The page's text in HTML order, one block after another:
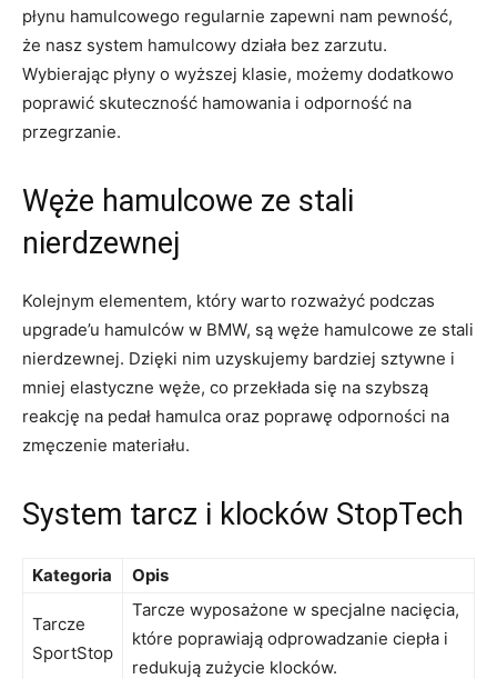
płynu hamulcowego regularnie zapewni nam​ pewność,
że ​nasz system hamulcowy działa bez zarzutu.
Wybierając płyny o wyższej klasie, możemy dodatkowo
poprawić skuteczność hamowania i ⁤odporność na⁤
przegrzanie.
Węże hamulcowe ze stali⁢
nierdzewnej
Kolejnym elementem, który warto rozważyć podczas
upgrade’u hamulców w BMW, są węże hamulcowe ze stali
nierdzewnej. Dzięki nim uzyskujemy bardziej sztywne i
mniej⁢ elastyczne‍ węże, co przekłada się na szybszą
reakcję na pedał hamulca oraz poprawę odporności na
zmęczenie materiału.
System ⁢tarcz i ⁤klocków StopTech
Kategoria Opis
Tarcze
SportStop
Tarcze wyposażone w specjalne nacięcia,
które poprawiają odprowadzanie ‌ciepła i
redukują zużycie klocków.